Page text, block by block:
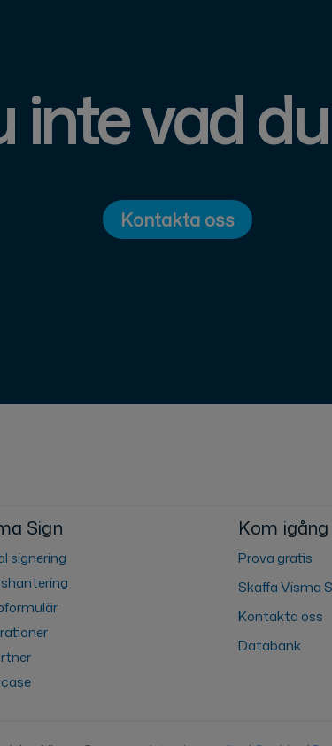
vad
Kontakta oss
Sign
signering
Kom igång
Prova gratis
Skaffa Visma
Kontakta oss
Databank